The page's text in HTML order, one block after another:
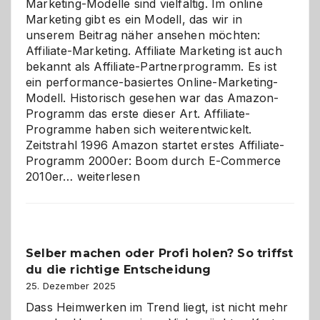
Marketing-Modelle sind vielfältig. Im online
Marketing gibt es ein Modell, das wir in
unserem Beitrag näher ansehen möchten:
Affiliate-Marketing. Affiliate Marketing ist auch
bekannt als Affiliate-Partnerprogramm. Es ist
ein performance-basiertes Online-Marketing-
Modell. Historisch gesehen war das Amazon-
Programm das erste dieser Art. Affiliate-
Programme haben sich weiterentwickelt.
Zeitstrahl 1996 Amazon startet erstes Affiliate-
Programm 2000er: Boom durch E-Commerce
2010er… Affiliate-
Herausforderungen
und
Zukunft
weiterlesen
Selber machen oder Profi holen? So triffst
du die richtige Entscheidung
25. Dezember 2025
Dass Heimwerken im Trend liegt, ist nicht mehr